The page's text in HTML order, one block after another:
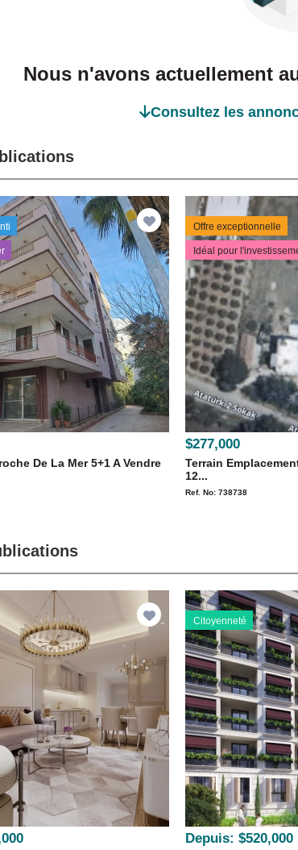
Nous n'avons actuellement
Consultez les
De La Mer 5+1 A Vendre
Offre exceptionnelle
Idéal pour
$277,000
Terrain
12...
Ref. No: 738738
Citoyenneté
Depuis: $520,000